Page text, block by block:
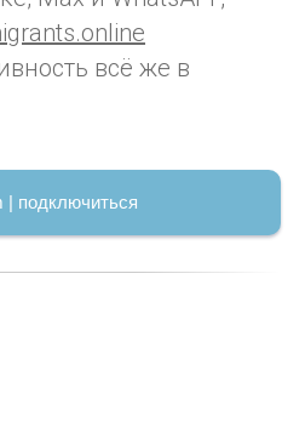
всё же в
| подключиться